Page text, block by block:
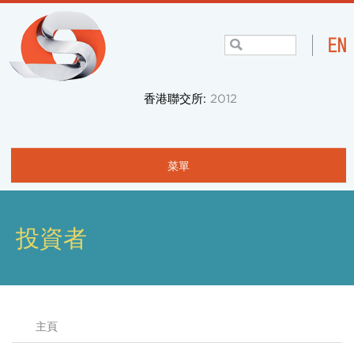
香港聯交所: 2012
菜單
投資者
主頁